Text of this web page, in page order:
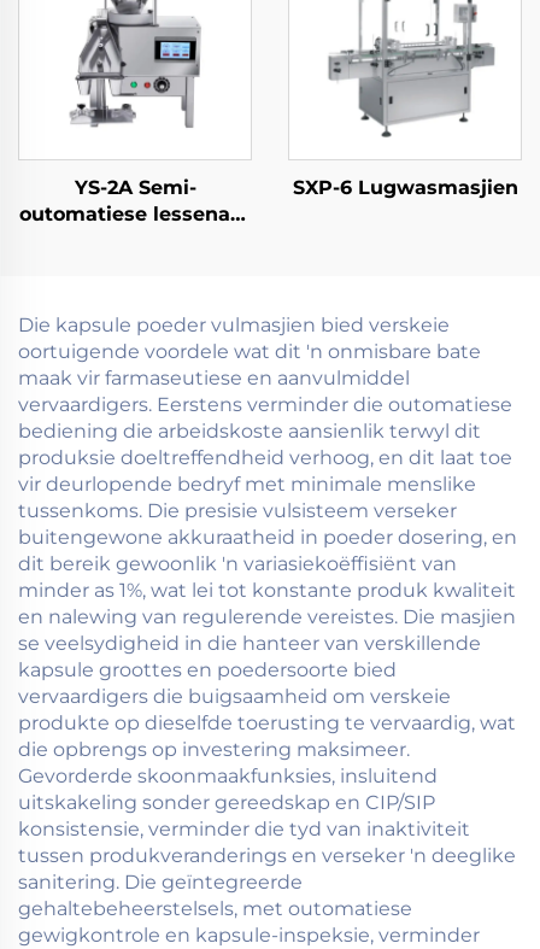
YS-2A Semi-
outomatiese lessenaar
SXP-6 Lugwasmasjien
Die kapsule poeder vulmasjien bied verskeie
oortuigende voordele wat dit 'n onmisbare bate
maak vir farmaseutiese en aanvulmiddel
vervaardigers. Eerstens verminder die outomatiese
bediening die arbeidskoste aansienlik terwyl dit
produksie doeltreffendheid verhoog, en dit laat toe
vir deurlopende bedryf met minimale menslike
tussenkoms. Die presisie vulsisteem verseker
buitengewone akkuraatheid in poeder dosering, en
dit bereik gewoonlik 'n variasiekoëffisiënt van
minder as 1%, wat lei tot konstante produk kwaliteit
en nalewing van regulerende vereistes. Die masjien
se veelsydigheid in die hanteer van verskillende
kapsule groottes en poedersoorte bied
vervaardigers die buigsaamheid om verskeie
produkte op dieselfde toerusting te vervaardig, wat
die opbrengs op investering maksimeer.
Gevorderde skoonmaakfunksies, insluitend
uitskakeling sonder gereedskap en CIP/SIP
konsistensie, verminder die tyd van inaktiviteit
tussen produkveranderings en verseker 'n deeglike
sanitering. Die geïntegreerde
gehaltebeheerstelsels, met outomatiese
gewigkontrole en kapsule-inspeksie, verminder